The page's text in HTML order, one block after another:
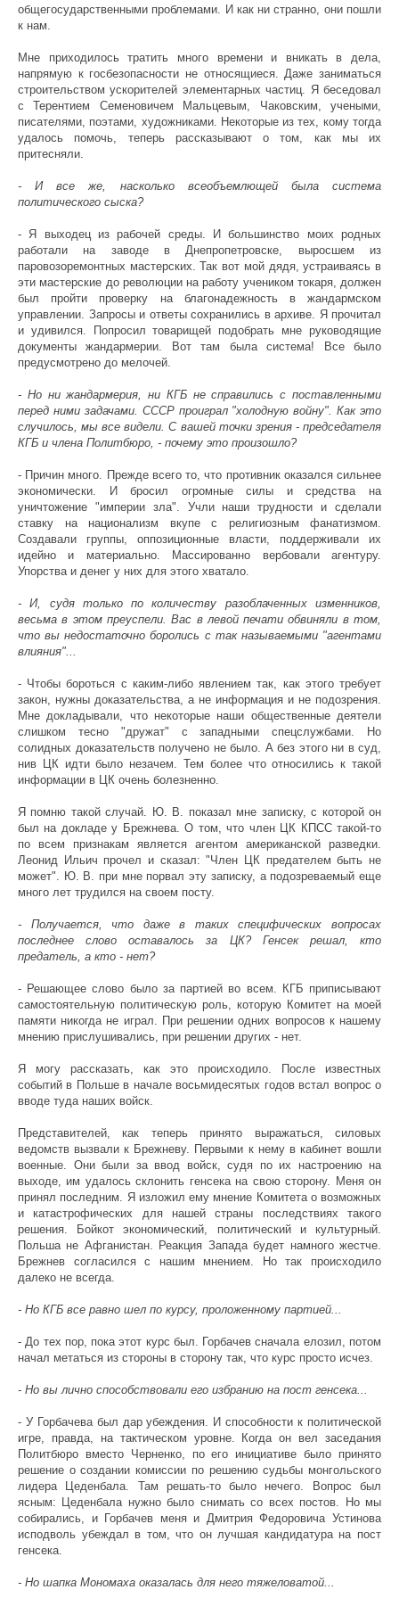
общегосударственными проблемами. И как ни странно, они пошли
к нам.
Мне приходилось тратить много времени и вникать в дела,
напрямую к госбезопасности не относящиеся. Даже заниматься
строительством ускорителей элементарных частиц. Я беседовал
с Терентием Семеновичем Мальцевым, Чаковским, учеными,
писателями, поэтами, художниками. Некоторые из тех, кому тогда
удалось помочь, теперь рассказывают о том, как мы их
притесняли.
- И все же, насколько всеобъемлющей была система
политического сыска?
- Я выходец из рабочей среды. И большинство моих родных
работали на заводе в Днепропетровске, выросшем из
паровозоремонтных мастерских. Так вот мой дядя, устраиваясь в
эти мастерские до революции на работу учеником токаря, должен
был пройти проверку на благонадежность в жандармском
управлении. Запросы и ответы сохранились в архиве. Я прочитал
и удивился. Попросил товарищей подобрать мне руководящие
документы жандармерии. Вот там была система! Все было
предусмотрено до мелочей.
- Но ни жандармерия, ни КГБ не справились с поставленными
перед ними задачами. СССР проиграл "холодную войну". Как это
случилось, мы все видели. С вашей точки зрения - председателя
КГБ и члена Политбюро, - почему это произошло?
- Причин много. Прежде всего то, что противник оказался сильнее
экономически. И бросил огромные силы и средства на
уничтожение "империи зла". Учли наши трудности и сделали
ставку на национализм вкупе с религиозным фанатизмом.
Создавали группы, оппозиционные власти, поддерживали их
идейно и материально. Массированно вербовали агентуру.
Упорства и денег у них для этого хватало.
- И, судя только по количеству разоблаченных изменников,
весьма в этом преуспели. Вас в левой печати обвиняли в том,
что вы недостаточно боролись с так называемыми "агентами
влияния"...
- Чтобы бороться с каким-либо явлением так, как этого требует
закон, нужны доказательства, а не информация и не подозрения.
Мне докладывали, что некоторые наши общественные деятели
слишком тесно "дружат" с западными спецслужбами. Но
солидных доказательств получено не было. А без этого ни в суд,
нив ЦК идти было незачем. Тем более что относились к такой
информации в ЦК очень болезненно.
Я помню такой случай. Ю. В. показал мне записку, с которой он
был на докладе у Брежнева. О том, что член ЦК КПСС такой-то
по всем признакам является агентом американской разведки.
Леонид Ильич прочел и сказал: "Член ЦК предателем быть не
может". Ю. В. при мне порвал эту записку, а подозреваемый еще
много лет трудился на своем посту.
- Получается, что даже в таких специфических вопросах
последнее слово оставалось за ЦК? Генсек решал, кто
предатель, а кто - нет?
- Решающее слово было за партией во всем. КГБ приписывают
самостоятельную политическую роль, которую Комитет на моей
памяти никогда не играл. При решении одних вопросов к нашему
мнению прислушивались, при решении других - нет.
Я могу рассказать, как это происходило. После известных
событий в Польше в начале восьмидесятых годов встал вопрос о
вводе туда наших войск.
Представителей, как теперь принято выражаться, силовых
ведомств вызвали к Брежневу. Первыми к нему в кабинет вошли
военные. Они были за ввод войск, судя по их настроению на
выходе, им удалось склонить генсека на свою сторону. Меня он
принял последним. Я изложил ему мнение Комитета о возможных
и катастрофических для нашей страны последствиях такого
решения. Бойкот экономический, политический и культурный.
Польша не Афганистан. Реакция Запада будет намного жестче.
Брежнев согласился с нашим мнением. Но так происходило
далеко не всегда.
- Но КГБ все равно шел по курсу, проложенному партией...
- До тех пор, пока этот курс был. Горбачев сначала елозил, потом
начал метаться из стороны в сторону так, что курс просто исчез.
- Но вы лично способствовали его избранию на пост генсека...
- У Горбачева был дар убеждения. И способности к политической
игре, правда, на тактическом уровне. Когда он вел заседания
Политбюро вместо Черненко, по его инициативе было принято
решение о создании комиссии по решению судьбы монгольского
лидера Цеденбала. Там решать-то было нечего. Вопрос был
ясным: Цеденбала нужно было снимать со всех постов. Но мы
собирались, и Горбачев меня и Дмитрия Федоровича Устинова
исподволь убеждал в том, что он лучшая кандидатура на пост
генсека.
- Но шапка Мономаха оказалась для него тяжеловатой...